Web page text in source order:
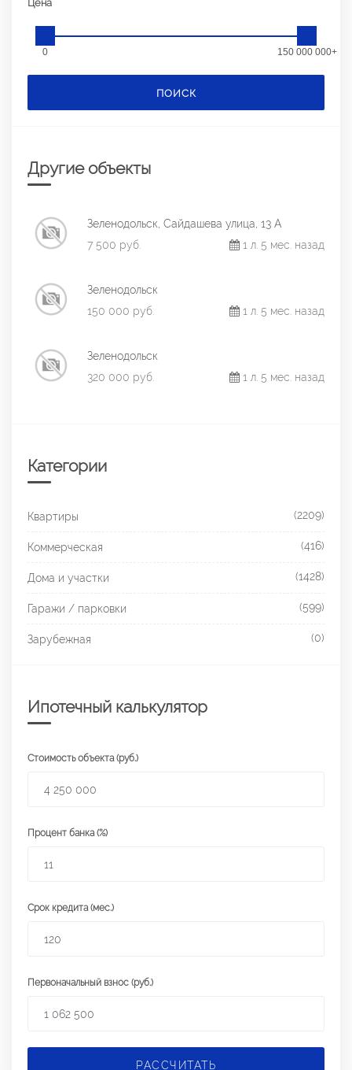
Цена
0 150 000 000+
ПОИСК
Другие объекты
Зеленодольск, Сайдашева улица, 13 А
7 500 руб.
1 л. 5 мес. назад
Зеленодольск
150 000 руб.
1 л. 5 мес. назад
Зеленодольск
320 000 руб.
1 л. 5 мес. назад
Категории
Квартиры (2209)
Коммерческая (416)
Дома и участки (1428)
Гаражи / парковки (599)
Зарубежная (0)
Ипотечный калькулятор
Стоимость объекта (руб.)
Процент банка (%)
Срок кредита (мес.)
Первоначальный взнос (руб.)
РАССЧИТАТЬ